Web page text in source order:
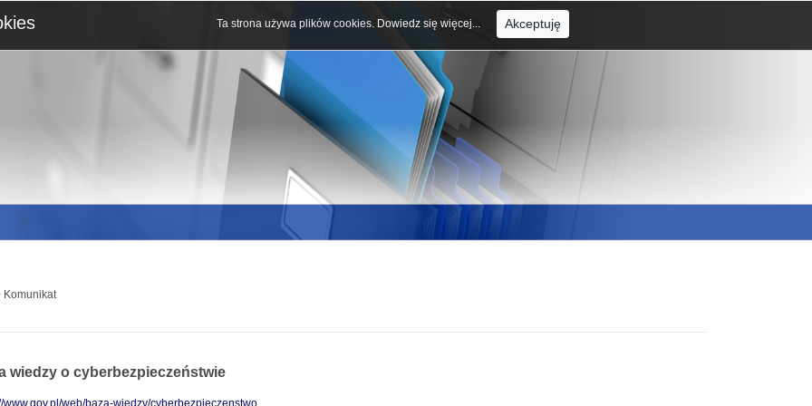
wiedzy o cyberbezpieczeństwie
www.gov.pl/web/baza-wiedzy/cyberbezpieczenstwo
Ta strona używa plików cookies. Dowiedz się więcej... Akceptuję